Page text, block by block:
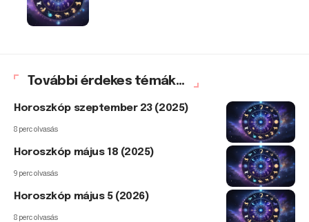
További érdekes témák...
Horoszkóp szeptember 23 (2025)
8 perc olvasás
Horoszkóp május 18 (2025)
9 perc olvasás
Horoszkóp május 5 (2026)
8 perc olvasás